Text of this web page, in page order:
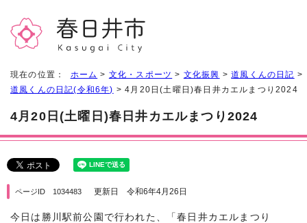
現在の位置： ホーム > 文化・スポーツ > 文化振興 >道風くんの日記 >
道風くんの日記(令和6年) > 4月20日(土曜日)春日井カエルまつり2024
4月20日(土曜日)春日井カエルまつり2024
ページID 1034483 更新日 令和6年4月26日
今日は勝川駅前公園で行われた、「春日井カエルまつり